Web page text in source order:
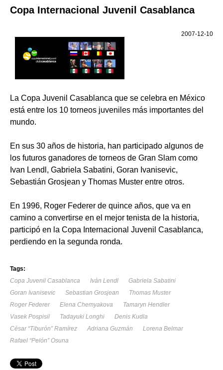
Copa Internacional Juvenil Casablanca
2007-12-10
La Copa Juvenil Casablanca que se celebra en México
está entre los 10 torneos juveniles más importantes del
mundo.
En sus 30 años de historia, han participado algunos de
los futuros ganadores de torneos de Gran Slam como
Ivan Lendl, Gabriela Sabatini, Goran Ivanisevic,
Sebastián Grosjean y Thomas Muster entre otros.
En 1996, Roger Federer de quince años, que va en
camino a convertirse en el mejor tenista de la historia,
participó en la Copa Internacional Juvenil Casablanca,
perdiendo en la segunda ronda.
Tags:
Copa Juvenil Casablanca
Iván Lendl
Gabriela Sabatini
Goran Ivanisevic
Sebastian Grosjean
Thomas Muster
Roger Federer
Elena Chemyakova
Tamaryn Hendler
Vasek Pospisil
Tadayuki Longhi
Denis Kudla
César “Tiburón” Ramírez
Adriana Guzmán
Lorena Belmar
Rafael “Pelón” Osuna